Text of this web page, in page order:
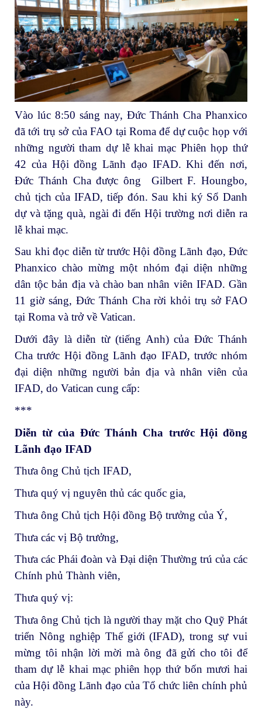
Vào lúc 8:50 sáng nay, Đức Thánh Cha Phanxico
đã tới trụ sở của FAO tại Roma để dự cuộc họp với
những người tham dự lễ khai mạc Phiên họp thứ
42 của Hội đồng Lãnh đạo IFAD. Khi đến nơi,
Đức Thánh Cha được ông Gilbert F. Houngbo,
chủ tịch của IFAD, tiếp đón. Sau khi ký Sổ Danh
dự và tặng quà, ngài đi đến Hội trường nơi diễn ra
lễ khai mạc.
Sau khi đọc diễn từ trước Hội đồng Lãnh đạo, Đức
Phanxico chào mừng một nhóm đại diện những
dân tộc bản địa và chào ban nhân viên IFAD. Gần
11 giờ sáng, Đức Thánh Cha rời khỏi trụ sở FAO
tại Roma và trở về Vatican.
Dưới đây là diễn từ (tiếng Anh) của Đức Thánh
Cha trước Hội đồng Lãnh đạo IFAD, trước nhóm
đại diện những người bản địa và nhân viên của
IFAD, do Vatican cung cấp:
***
Diễn từ của Đức Thánh Cha trước Hội đồng
Lãnh đạo IFAD
Thưa ông Chủ tịch IFAD,
Thưa quý vị nguyên thủ các quốc gia,
Thưa ông Chủ tịch Hội đồng Bộ trưởng của Ý,
Thưa các vị Bộ trưởng,
Thưa các Phái đoàn và Đại diện Thường trú của các
Chính phủ Thành viên,
Thưa quý vị:
Thưa ông Chủ tịch là người thay mặt cho Quỹ Phát
triển Nông nghiệp Thế giới (IFAD), trong sự vui
mừng tôi nhận lời mời mà ông đã gửi cho tôi để
tham dự lễ khai mạc phiên họp thứ bốn mươi hai
của Hội đồng Lãnh đạo của Tổ chức liên chính phủ
này.